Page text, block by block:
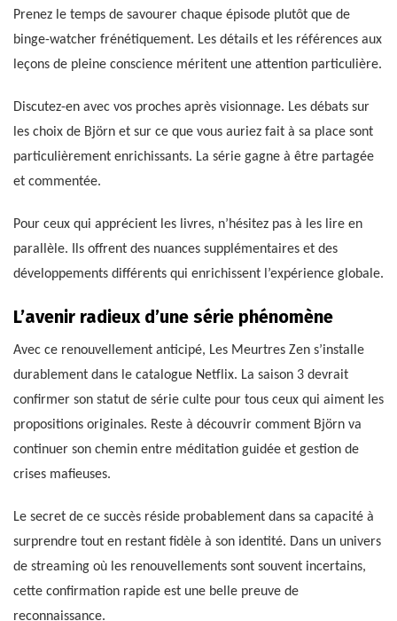
Prenez le temps de savourer chaque épisode plutôt que de
binge-watcher frénétiquement. Les détails et les références aux
leçons de pleine conscience méritent une attention particulière.
Discutez-en avec vos proches après visionnage. Les débats sur
les choix de Björn et sur ce que vous auriez fait à sa place sont
particulièrement enrichissants. La série gagne à être partagée
et commentée.
Pour ceux qui apprécient les livres, n’hésitez pas à les lire en
parallèle. Ils offrent des nuances supplémentaires et des
développements différents qui enrichissent l’expérience globale.
L’avenir radieux d’une série phénomène
Avec ce renouvellement anticipé, Les Meurtres Zen s’installe
durablement dans le catalogue Netflix. La saison 3 devrait
confirmer son statut de série culte pour tous ceux qui aiment les
propositions originales. Reste à découvrir comment Björn va
continuer son chemin entre méditation guidée et gestion de
crises mafieuses.
Le secret de ce succès réside probablement dans sa capacité à
surprendre tout en restant fidèle à son identité. Dans un univers
de streaming où les renouvellements sont souvent incertains,
cette confirmation rapide est une belle preuve de
reconnaissance.